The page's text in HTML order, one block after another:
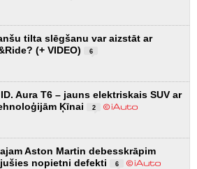
tilta slēgšanu var aizstāt ar
(+ VIDEO)
6
Aura T6 – jauns elektriskais SUV ar
Ķīnai
2
Aston Martin debesskrāpim
nopietni defekti
6